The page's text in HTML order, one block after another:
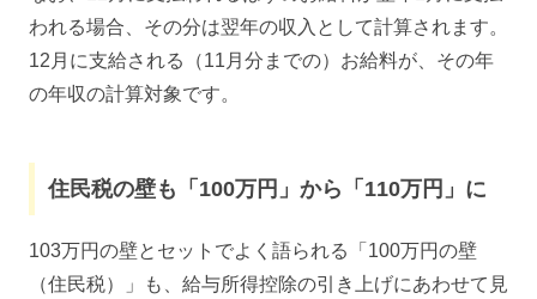
われる場合、その分は翌年の収入として計算されます。
12月に支給される（11月分までの）お給料が、その年
の年収の計算対象です。
住民税の壁も「100万円」から「110万円」に
103万円の壁とセットでよく語られる「100万円の壁
（住民税）」も、給与所得控除の引き上げにあわせて見